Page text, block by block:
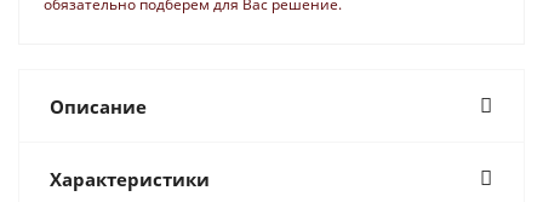
обязательно подберем для Вас решение.
Описание
Характеристики